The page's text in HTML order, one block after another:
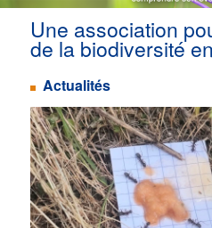
CEN Allier
principalAller
contenu
principal
Aller
contenu
secondaire
Une association
de la biodiversité
Actualités